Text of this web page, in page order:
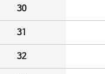
30
31
32